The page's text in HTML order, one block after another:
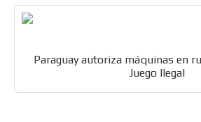
Paraguay autoriza máquinas en
Juego Ilegal